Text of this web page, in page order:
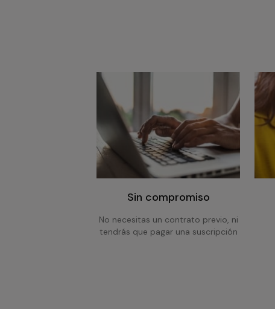
Sin compromiso
No necesitas un contrato previo, ni
tendrás que pagar una suscripción